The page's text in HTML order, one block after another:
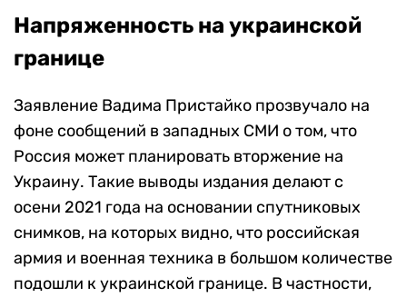
Напряженность на украинской
границе
Заявление Вадима Пристайко прозвучало на
фоне сообщений в западных СМИ о том, что
Россия может планировать вторжение на
Украину. Такие выводы издания делают с
осени 2021 года на основании спутниковых
снимков, на которых видно, что российская
армия и военная техника в большом количестве
подошли к украинской границе. В частности,